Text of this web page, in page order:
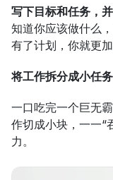
写下目标和任务，
知道你应该做什么
有了计划，你就更
将工作拆分成小任务
一口吃完一个巨无
作切成小块，一一“
力。